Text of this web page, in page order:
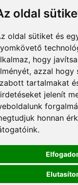
oldal
oldal sütiket és
hogy
azzal hogy
tartalmakat
jelenít
honnan
és visszatérítési
GDPR
by ThemeFarmer